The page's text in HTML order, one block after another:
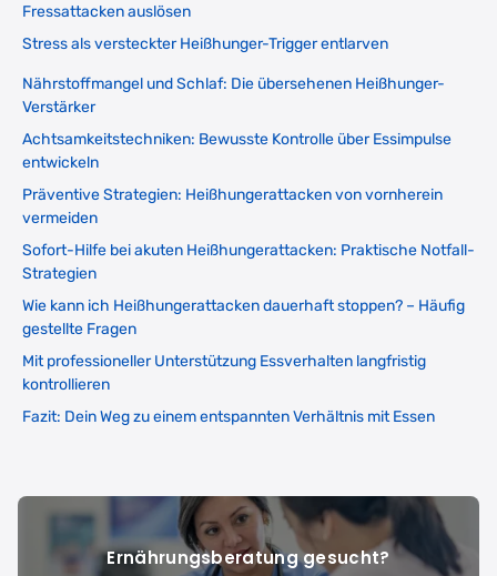
Fressattacken auslösen
Stress als versteckter Heißhunger-Trigger entlarven
Nährstoffmangel und Schlaf: Die übersehenen Heißhunger-
Verstärker
Achtsamkeitstechniken: Bewusste Kontrolle über Essimpulse
entwickeln
Präventive Strategien: Heißhungerattacken von vornherein
vermeiden
Sofort-Hilfe bei akuten Heißhungerattacken: Praktische Notfall-
Strategien
Wie kann ich Heißhungerattacken dauerhaft stoppen? – Häufig
gestellte Fragen
Mit professioneller Unterstützung Essverhalten langfristig
kontrollieren
Fazit: Dein Weg zu einem entspannten Verhältnis mit Essen
Ernährungsberatung gesucht?